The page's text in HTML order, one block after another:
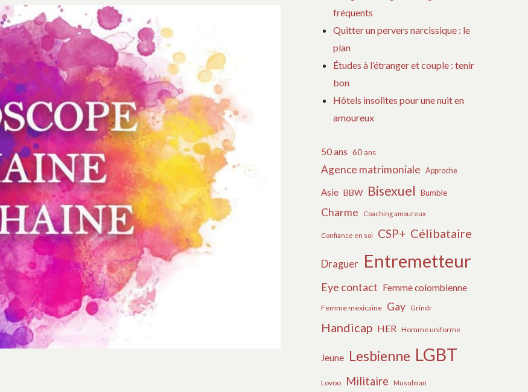
fréquents
Quitter un pervers narcissique : le
plan
Études à l’étranger et couple : tenir
bon
Hôtels insolites pour une nuit en
amoureux
50 ans 60 ans
Agence matrimoniale Approche
Asie BBW Bisexuel Bumble
Charme Coaching amoureux
Confiance en soi CSP+ Célibataire
Draguer Entremetteur
Eye contact Femme colombienne
Femme mexicaine Gay Grindr
Handicap HER Homme uniforme
Jeune Lesbienne LGBT
Lovoo Militaire Musulman